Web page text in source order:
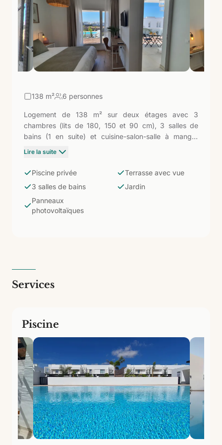
durabilité. Un hébergement de haute qualité pour les
familles ou les groupes à la recherche d'espace, de
confidentialité et d'un emplacement privilégié dans
le sud de Lanzarote.
138 m² 6 personnes
Logement de 138 m² sur deux étages avec 3
chambres (lits de 180, 150 et 90 cm), 3 salles de
bains (1 en suite) et cuisine-salon-salle à manger
piscine privée. La terrasse sur le toit offre une
Place de parking et panneaux photovoltaïques inclus.
Pour les familles ou les groupes de jusqu'à six
personnes.
Lire la suite
Piscine privée
Terrasse avec vue
3 salles de bains
Jardin
Panneaux
photovoltaïques
Services
Piscine